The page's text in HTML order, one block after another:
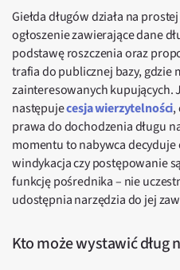
Giełda długów działa na
ogłoszenie zawierające dane
podstawę roszczenia oraz
trafia do publicznej bazy, gdzie
zainteresowanych kupujących.
następujecesja wierzytelności,
prawa do dochodzenia długu
momentu to nabywca
windykacja czy postępowanie
funkcję pośrednika – nie
udostępnia narzędzia do jej
Kto może wystawić dług